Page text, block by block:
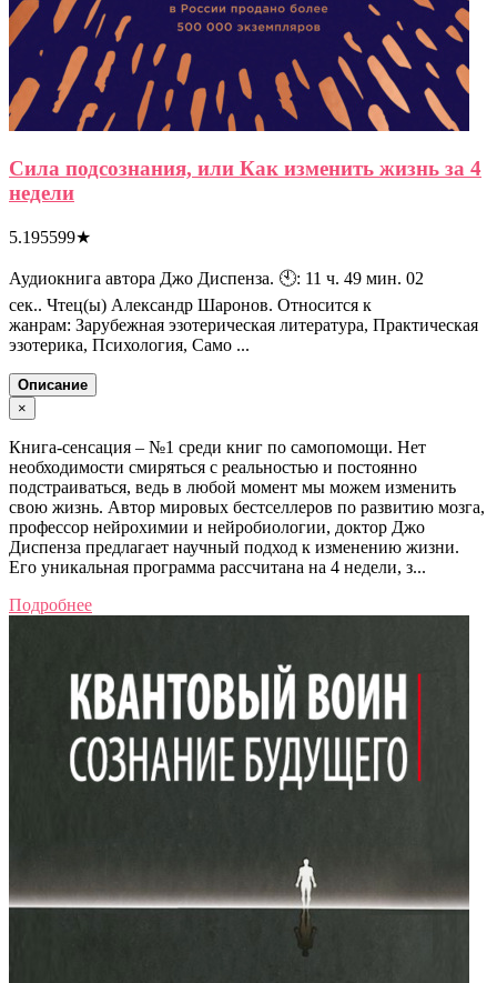
Сила подсознания, или Как изменить жизнь за 4
недели
5.195599★
Аудиокнига автора Джо Диспенза. 🕙: 11 ч. 49 мин. 02
сек.. Чтец(ы) Александр Шаронов. Относится к
жанрам: Зарубежная эзотерическая литература, Практическая
эзотерика, Психология, Само ...
Описание
×
Книга-сенсация ‒ №1 среди книг по самопомощи. Нет
необходимости смиряться с реальностью и постоянно
подстраиваться, ведь в любой момент мы можем изменить
свою жизнь. Автор мировых бестселлеров по развитию мозга,
профессор нейрохимии и нейробиологии, доктор Джо
Диспенза предлагает научный подход к изменению жизни.
Его уникальная программа рассчитана на 4 недели, з...
Подробнее